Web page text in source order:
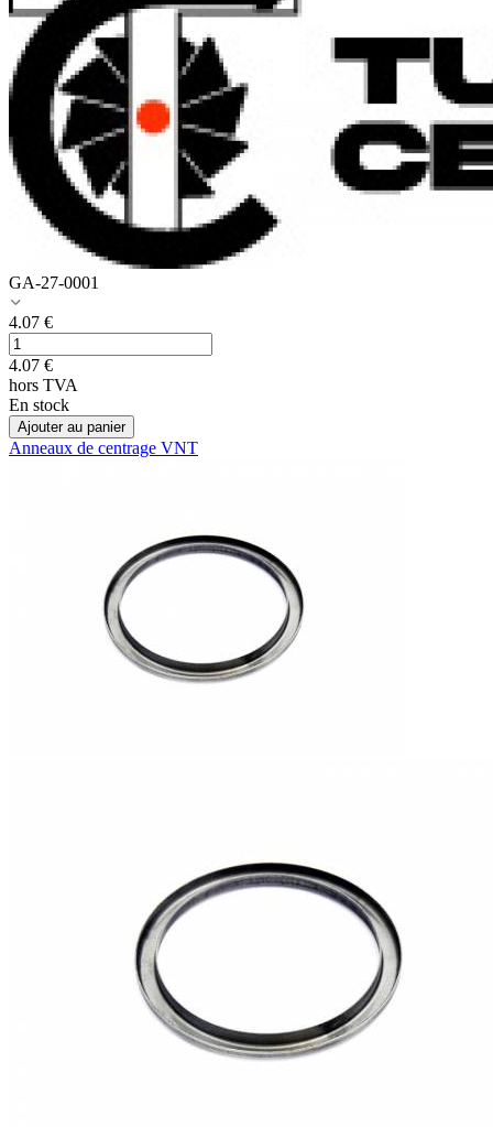
GA-27-0001
4.07 €
4.07 €
hors TVA
En stock
Ajouter au panier
Anneaux de centrage VNT